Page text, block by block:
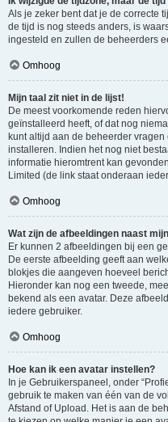
Als je zeker bent dat je de correcte
de tijd is nog steeds anders, is
ingesteld en zullen de beheerders
Omhoog
Mijn taal zit niet in de lijst!
De meest voorkomende reden
geïnstalleerd heeft, of dat nog
kunt altijd aan de beheerder
installeren. Indien het nog niet
informatie hieromtrent kan
Limited (de link staat onderaan
Omhoog
Wat zijn de afbeeldingen naast
Er kunnen 2 afbeeldingen bij een
De eerste afbeelding geeft aan
blokjes die aangeven hoeveel
Hieronder kan nog een tweede,
bekend als een avatar. Deze
iedere gebruiker.
Omhoog
Hoe kan ik een avatar instellen?
In je Gebruikerspaneel, onder
gebruik te maken van één van de
Afstand of Upload. Het is aan de